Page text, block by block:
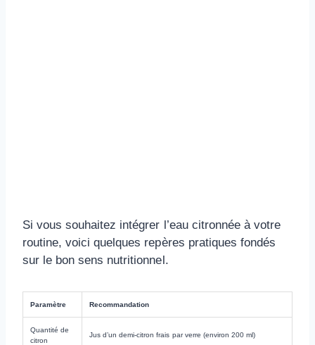
Si vous souhaitez intégrer l’eau citronnée à votre
routine, voici quelques repères pratiques fondés
sur le bon sens nutritionnel.
Paramètre Recommandation
Quantité de
citron
Jus d’un demi-citron frais par verre (environ 200 ml)